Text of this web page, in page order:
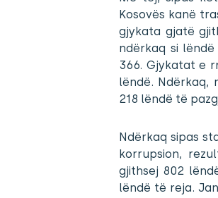
Kosovës kanë
gjykata gjatë
ndërkaq si
366. Gjykatat e
lëndë. Ndërkaq,
218 lëndë të
Ndërkaq sipas
korrupsion,
gjithsej 802
lëndë të reja.